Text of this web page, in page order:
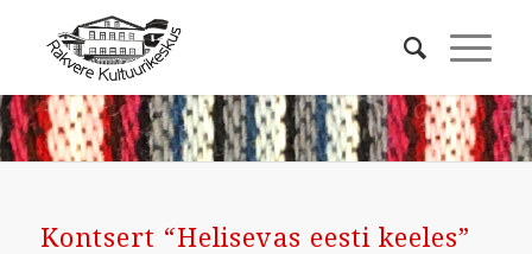
Kontsert “Helisevas eesti keeles”